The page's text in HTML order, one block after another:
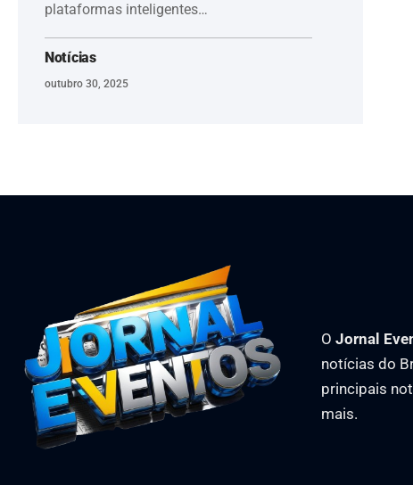
plataformas inteligentes…
Notícias
outubro 30, 2025
O Jornal
notícias do
principais
mais.